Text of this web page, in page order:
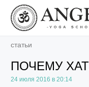
.
статьи
ПОЧЕМУ
24 июля 2016 в 20:14